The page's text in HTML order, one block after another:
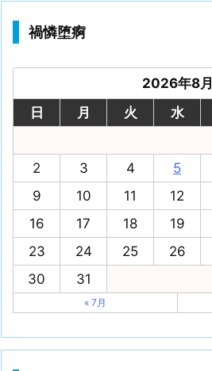
禍憐堕痾
2026年8月
日
月 火 水
2
3 4 5
9
10 11 12
16
17 18 19
23
24 25 26
30
31
« 7月